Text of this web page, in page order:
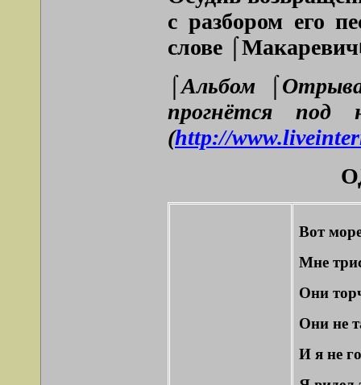
с разбором его
слове
⌠Альбом
прогнётся
(http://
Вот
Мне
Они
Они не
И я не